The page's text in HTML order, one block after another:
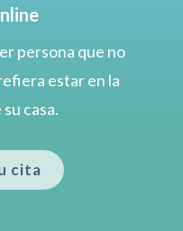
persona que no
estar en la
casa.
cita